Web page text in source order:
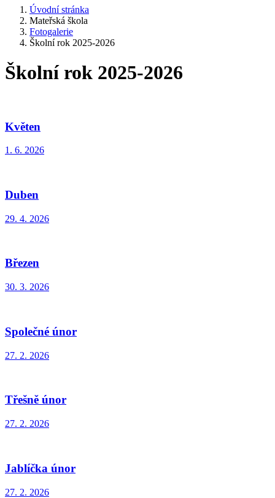
Úvodní stránka
Mateřská škola
Fotogalerie
Školní rok 2025-2026
Školní rok 2025-2026
Květen
1. 6. 2026
Duben
29. 4. 2026
Březen
30. 3. 2026
Společné únor
27. 2. 2026
Třešně únor
27. 2. 2026
Jablíčka únor
27. 2. 2026